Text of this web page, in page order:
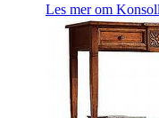
Les mer om